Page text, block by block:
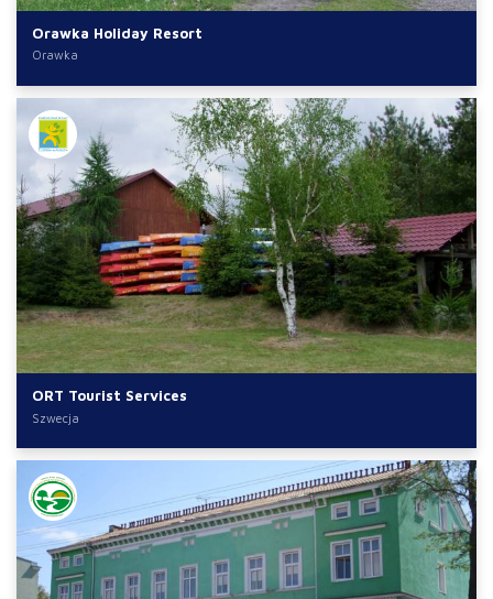
Orawka Holiday Resort
Orawka
ORT Tourist Services
Szwecja